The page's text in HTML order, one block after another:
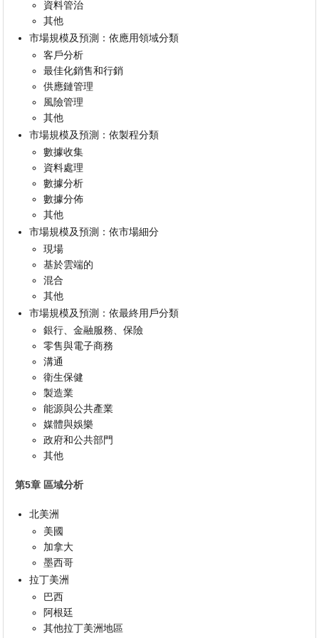
資料管治
其他
市場規模及預測：依應用領域分類
客戶分析
最佳化銷售和行銷
供應鏈管理
風險管理
其他
市場規模及預測：依製程分類
數據收集
資料處理
數據分析
數據分佈
其他
市場規模及預測：依市場細分
現場
基於雲端的
混合
其他
市場規模及預測：依最終用戶分類
銀行、金融服務、保險
零售與電子商務
溝通
衛生保健
製造業
能源與公共產業
媒體與娛樂
政府和公共部門
其他
第5章 區域分析
北美洲
美國
加拿大
墨西哥
拉丁美洲
巴西
阿根廷
其他拉丁美洲地區